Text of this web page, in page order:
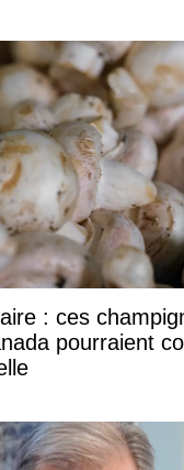
: ces
pourraient